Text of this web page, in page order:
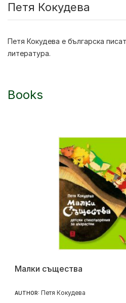
Петя Кокудева
Петя Кокудева е българска
литература.
Books
Малки същества
AUTHOR: Петя Кокудева